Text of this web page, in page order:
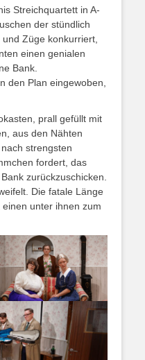
Streichquartett in A-
der stündlich
Züge konkurriert,
einen genialen
Bank.
den Plan eingewoben,
prall gefüllt mit
aus den Nähten
strengsten
fordert, das
zurückzuschicken.
Die fatale Länge
unter ihnen zum